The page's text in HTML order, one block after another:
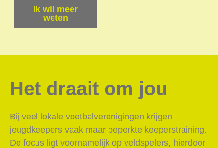
Ik wil meer
weten
Het draait om jou
Bij veel lokale voetbalverenigingen krijgen
jeugdkeepers vaak maar beperkte keeperstraining.
De focus ligt voornamelijk op veldspelers, hierdoor